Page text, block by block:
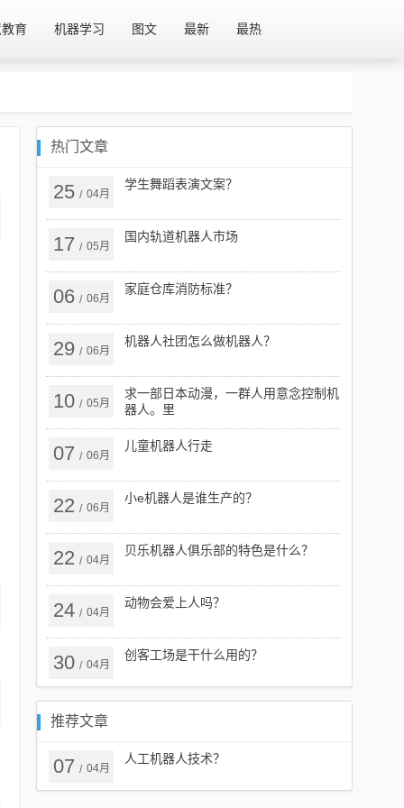
育 机器学习 图文 最新 最热
热门文章
25 / 04月
学生舞蹈表演文案？
17 / 05月
国内轨道机器人市场
06 / 06月
家庭仓库消防标准？
29 / 06月
机器人社团怎么做机器人？
10 / 05月
求一部日本动漫，一群人用意念控制机
器人。里
07 / 06月
儿童机器人行走
22 / 06月
小e机器人是谁生产的？
22 / 04月
贝乐机器人俱乐部的特色是什么？
24 / 04月
动物会爱上人吗？
30 / 04月
创客工场是干什么用的？
推荐文章
07 / 04月
人工机器人技术？